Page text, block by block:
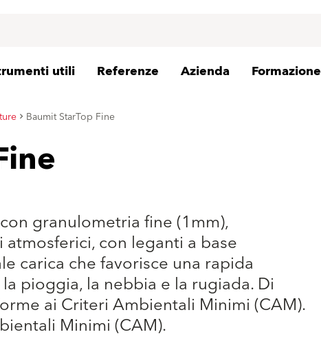
utili Referenze Azienda Formazione
Baumit StarTop Fine
granulometria fine (1mm),
con leganti a base
carica che favorisce una rapida
pioggia, la nebbia e la rugiada. Di
ai Criteri Ambientali Minimi (CAM).
Minimi (CAM).